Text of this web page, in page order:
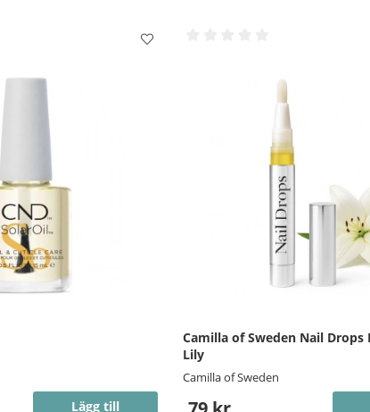
Lägg till
Camilla of Sweden Nail Drops
Lily
Camilla of Sweden